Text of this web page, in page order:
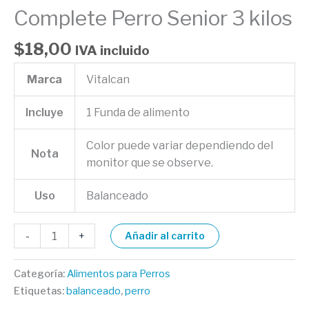
Complete Perro Senior 3 kilos
$18,00 IVA incluido
Marca Vitalcan
Incluye 1 Funda de alimento
Nota
Color puede variar dependiendo del
monitor que se observe.
Uso Balanceado
- + Añadir al carrito
Categoría:Alimentos para Perros
Etiquetas:balanceado,perro